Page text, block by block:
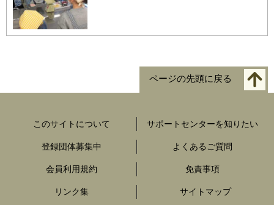
ページの先頭に戻る
このサイトについて サポートセンターを知りたい
登録団体募集中 よくあるご質問
会員利用規約 免責事項
リンク集 サイトマップ